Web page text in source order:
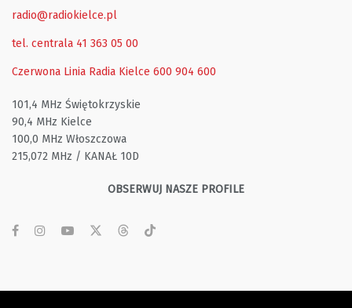
radio@radiokielce.pl
tel. centrala 41 363 05 00
Czerwona Linia Radia Kielce 600 904 600
101,4 MHz Świętokrzyskie
90,4 MHz Kielce
100,0 MHz Włoszczowa
215,072 MHz / KANAŁ 10D
OBSERWUJ NASZE PROFILE